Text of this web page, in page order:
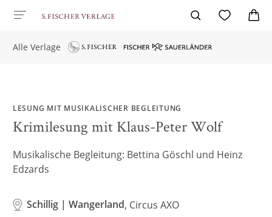
Alle Verlage
LESUNG MIT MUSIKALISCHER BEGLEITUNG
Krimilesung mit Klaus-Peter Wolf
Musikalische Begleitung: Bettina Göschl und Heinz
Edzards
Schillig | Wangerland, Circus AXO